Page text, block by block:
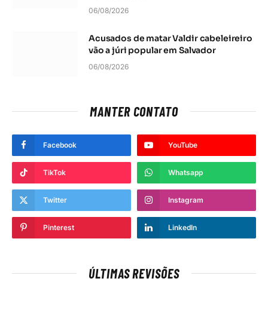
06/08/2026
Acusados de matar Valdir cabeleireiro
vão a júri popular em Salvador
06/08/2026
MANTER CONTATO
Facebook YouTube
TikTok Whatsapp
Twitter Instagram
Pinterest LinkedIn
ÚLTIMAS REVISÕES